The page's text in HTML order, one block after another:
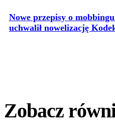
Nowe przepisy o
uchwalił nowelizację
Zobacz